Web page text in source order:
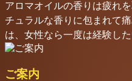
アロマオイルの香りは疲れ
チュラルな香りに包まれて
は、女性なら一度は経験した
ご案内